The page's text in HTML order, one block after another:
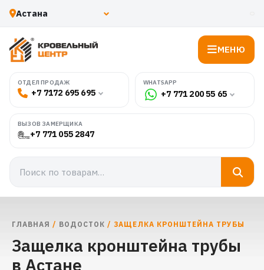
МЕНЮ
ОТДЕЛ ПРОДАЖ
+7 7172 695 695
WHATSAPP
+7 771 200 55 65
ВЫЗОВ ЗАМЕРЩИКА
+7 771 055 2847
ГЛАВНАЯ / ВОДОСТОК / ЗАЩЕЛКА КРОНШТЕЙНА ТРУБЫ
Защелка кронштейна трубы
в Астане